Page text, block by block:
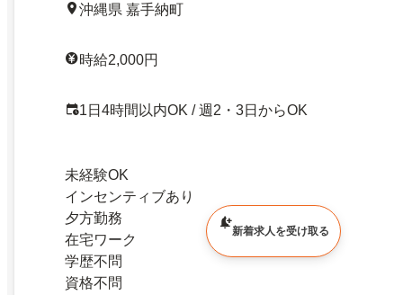
沖縄県 嘉手納町
時給2,000円
1日4時間以内OK / 週2・3日からOK
未経験OK
インセンティブあり
夕方勤務
在宅ワーク
学歴不問
資格不問
新着求人を受け取る